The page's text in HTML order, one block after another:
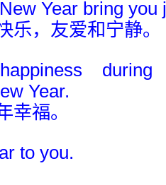
Year bring you
乐，友爱和宁静。
Year.
幸福。
to you.